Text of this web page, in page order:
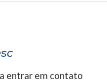
entrar em contato